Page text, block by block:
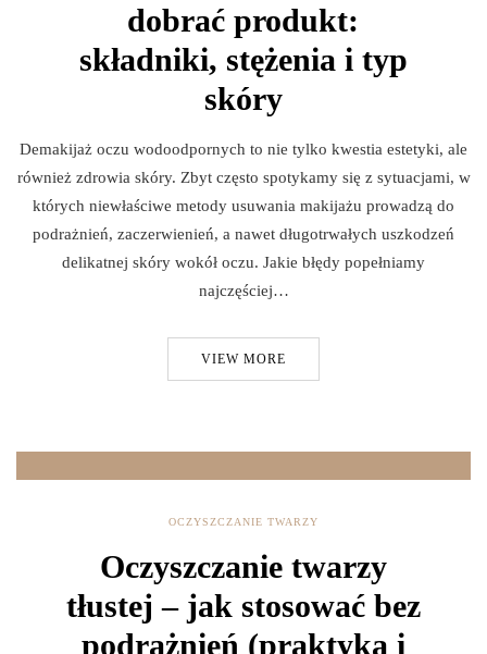
dobrać produkt:
składniki, stężenia i typ
skóry
Demakijaż oczu wodoodpornych to nie tylko kwestia estetyki, ale
również zdrowia skóry. Zbyt często spotykamy się z sytuacjami, w
których niewłaściwe metody usuwania makijażu prowadzą do
podrażnień, zaczerwienień, a nawet długotrwałych uszkodzeń
delikatnej skóry wokół oczu. Jakie błędy popełniamy
najczęściej…
VIEW MORE
OCZYSZCZANIE TWARZY
Oczyszczanie twarzy
tłustej – jak stosować bez
podrażnień (praktyka i